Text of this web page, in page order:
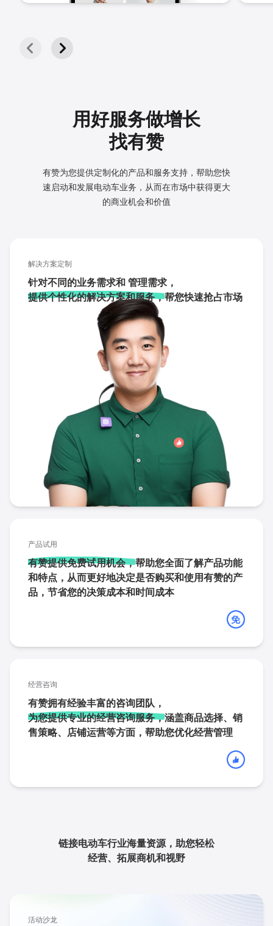
用好服务做增长
找有赞
有赞为您提供定制化的产品和服务支持，帮助您快
速启动和发展电动车业务，从而在市场中获得更大
的商业机会和价值
解决方案定制
针对不同的业务需求和 管理需求，
提供个性化的解决方案和服务，帮您快速抢占市场
产品试用
有赞提供免费试用机会，帮助您全面了解产品功能
和特点，从而更好地决定是否购买和使用有赞的产
品，节省您的决策成本和时间成本
经营咨询
有赞拥有经验丰富的咨询团队，
为您提供专业的经营咨询服务，涵盖商品选择、销
售策略、店铺运营等方面，帮助您优化经营管理
链接电动车行业海量资源，助您轻松
经营、拓展商机和视野
活动沙龙